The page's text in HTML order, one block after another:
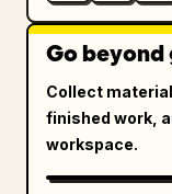
Go beyond
Collect
finished work,
workspace.